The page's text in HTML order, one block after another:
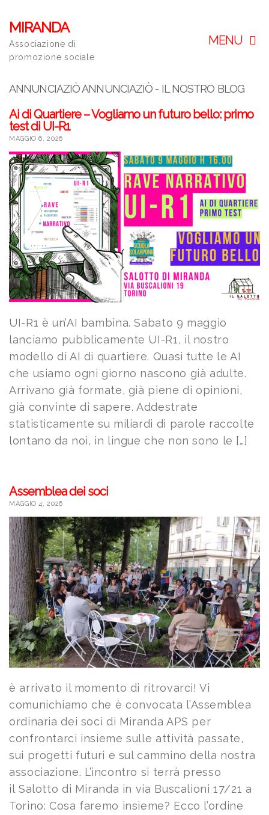
MIRANDA
Associazione di
promozione sociale
MENU
ANNUNCIAZIÒ ANNUNCIAZIÒ - IL NOSTRO BLOG
Ai di Quartiere – Vogliamo un futuro bello: primo
test di UI-R1
MAGGIO 6, 2026
UI-R1 è un’AI bambina. Sabato 9 maggio
lanciamo pubblicamente UI-R1, il nostro
modello di AI di quartiere. Quasi tutte le AI
che usiamo ogni giorno nascono già adulte.
Arrivano già formate, già piene di opinioni,
già convinte di sapere. Addestrate
statisticamente su miliardi di parole raccolte
lontano da noi, in lingue che non sono le […]
Assemblea dei soci
MAGGIO 4, 2026
è arrivato il momento di ritrovarci! Vi
comunichiamo che è convocata l’Assemblea
ordinaria dei soci di Miranda APS per
confrontarci insieme sulle attività passate,
sui progetti futuri e sul cammino della nostra
associazione. L’incontro si terrà presso
il Salotto di Miranda in via Buscalioni 17/21 a
Torino: Cosa faremo insieme? Ecco l’ordine